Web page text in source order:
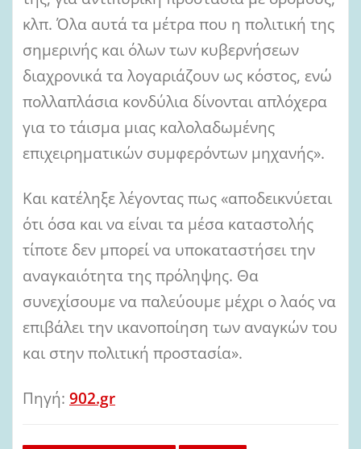
κλπ. Όλα αυτά τα μέτρα που η πολιτική της
σημερινής και όλων των κυβερνήσεων
διαχρονικά τα λογαριάζουν ως κόστος, ενώ
πολλαπλάσια κονδύλια δίνονται απλόχερα
για το τάισμα μιας καλολαδωμένης
επιχειρηματικών συμφερόντων μηχανής».
Και κατέληξε λέγοντας πως «αποδεικνύεται
ότι όσα και να είναι τα μέσα καταστολής
τίποτε δεν μπορεί να υποκαταστήσει την
αναγκαιότητα της πρόληψης. Θα
συνεχίσουμε να παλεύουμε μέχρι ο λαός να
επιβάλει την ικανοποίηση των αναγκών του
και στην πολιτική προστασία».
Πηγή: 902.gr